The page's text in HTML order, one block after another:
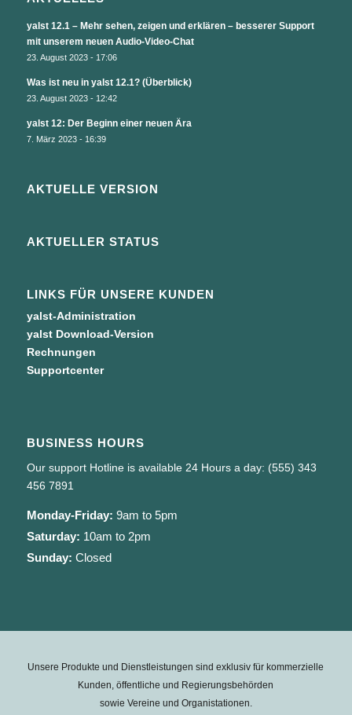
yalst 12.1 – Mehr sehen, zeigen und erklären – besserer Support
mit unserem neuen Audio-Video-Chat
23. August 2023 - 17:06
Was ist neu in yalst 12.1? (Überblick)
23. August 2023 - 12:42
yalst 12: Der Beginn einer neuen Ära
7. März 2023 - 16:39
AKTUELLE VERSION
AKTUELLER STATUS
LINKS FÜR UNSERE KUNDEN
yalst-Administration
yalst Download-Version
Rechnungen
Supportcenter
BUSINESS HOURS
Our support Hotline is available 24 Hours a day: (555) 343
456 7891
Monday-Friday: 9am to 5pm
Saturday: 10am to 2pm
Sunday: Closed
Unsere Produkte und Dienstleistungen sind exklusiv für kommerzielle
Kunden, öffentliche und Regierungsbehörden
sowie Vereine und Organistationen.